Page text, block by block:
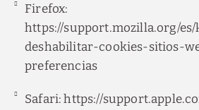
Firefox:
https://support.mozilla.org/
deshabilitar-cookies-sitios-
preferencias
Safari:https://